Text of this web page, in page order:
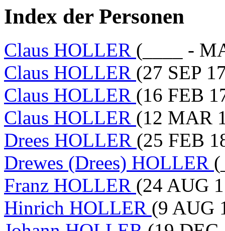
Index der Personen
Claus HOLLER (____ -
Claus HOLLER (27 SEP
Claus HOLLER (16 FEB
Claus HOLLER (12 MAR
Drees HOLLER (25 FEB
Drewes (Drees) HOLLER
Franz HOLLER (24 AUG
Hinrich HOLLER (9 AUG